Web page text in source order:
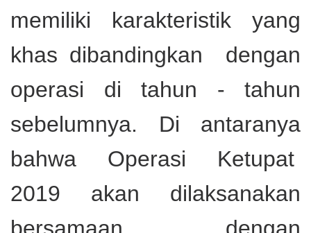
memiliki karakteristik yang
khas dibandingkan dengan
operasi di tahun - tahun
sebelumnya.
Di antaranya
bahwa Operasi Ketupat
2019 akan dilaksanakan